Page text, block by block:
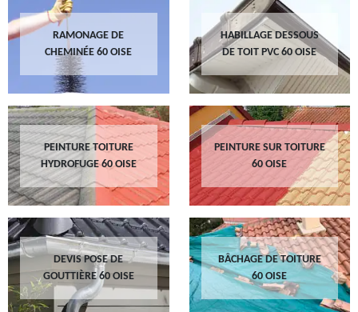
RAMONAGE DE
CHEMINÉE 60 OISE
HABILLAGE DESSOUS
DE TOIT PVC 60 OISE
PEINTURE TOITURE
HYDROFUGE 60 OISE
PEINTURE SUR TOITURE
60 OISE
DEVIS POSE DE
GOUTTIÈRE 60 OISE
BÂCHAGE DE TOITURE
60 OISE